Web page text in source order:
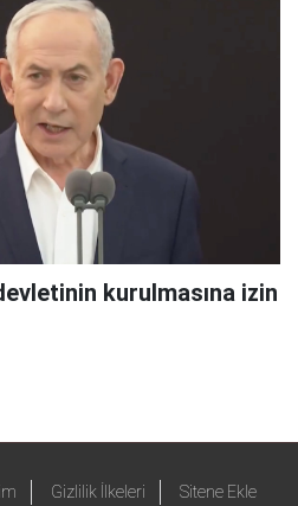
kurulmasına izin
Gizlilik İlkeleri Sitene Ekle